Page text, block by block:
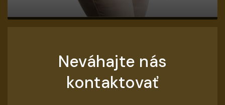
Neváhajte nás
kontaktovať